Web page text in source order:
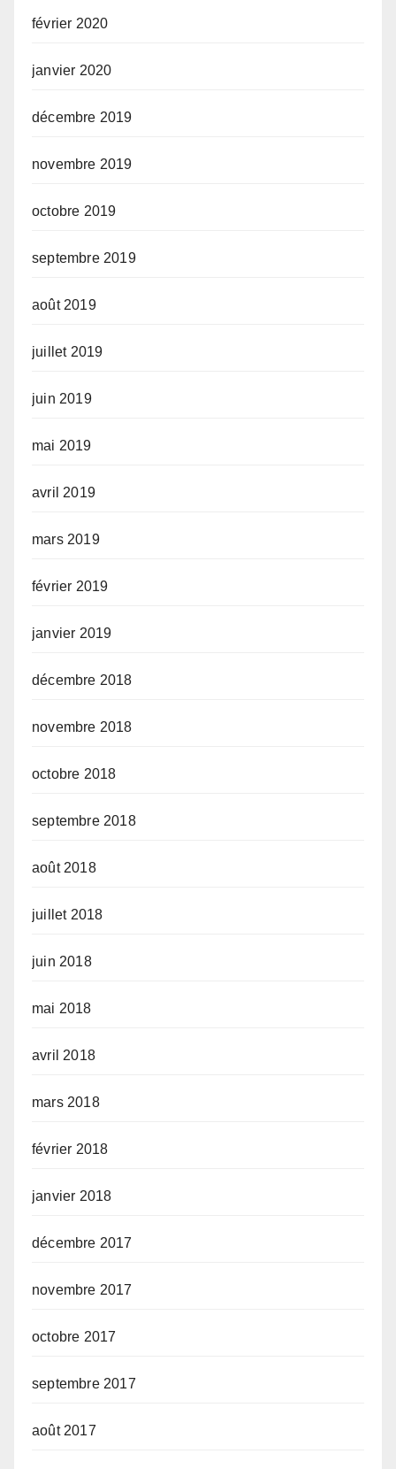
février 2020
janvier 2020
décembre 2019
novembre 2019
octobre 2019
septembre 2019
août 2019
juillet 2019
juin 2019
mai 2019
avril 2019
mars 2019
février 2019
janvier 2019
décembre 2018
novembre 2018
octobre 2018
septembre 2018
août 2018
juillet 2018
juin 2018
mai 2018
avril 2018
mars 2018
février 2018
janvier 2018
décembre 2017
novembre 2017
octobre 2017
septembre 2017
août 2017